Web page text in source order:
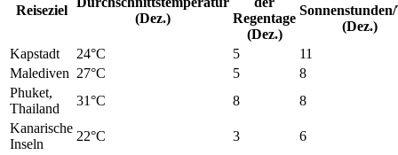
Reiseziel
(Dez.)
Regentage
(Dez.)
(Dez.)
Kapstadt
24°C 5
11
Malediven 27°C 5
8
Phuket,
Thailand
31°C 8
8
Kanarische
Inseln
22°C 3
6